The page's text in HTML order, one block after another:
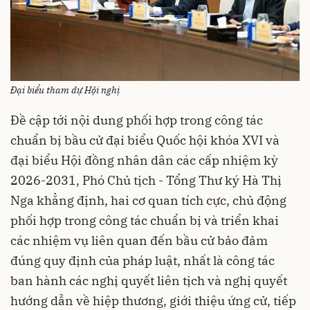
Đại biểu tham dự Hội nghị
Đề cập tới nội dung phối hợp trong công tác
chuẩn bị bầu cử đại biểu Quốc hội khóa XVI và
đại biểu Hội đồng nhân dân các cấp nhiệm kỳ
2026-2031, Phó Chủ tịch - Tổng Thư ký Hà Thị
Nga khẳng định, hai cơ quan tích cực, chủ động
phối hợp trong công tác chuẩn bị và triển khai
các nhiệm vụ liên quan đến bầu cử bảo đảm
đúng quy định của pháp luật, nhất là công tác
ban hành các nghị quyết liên tịch và nghị quyết
hướng dẫn về hiệp thương, giới thiệu ứng cử, tiếp